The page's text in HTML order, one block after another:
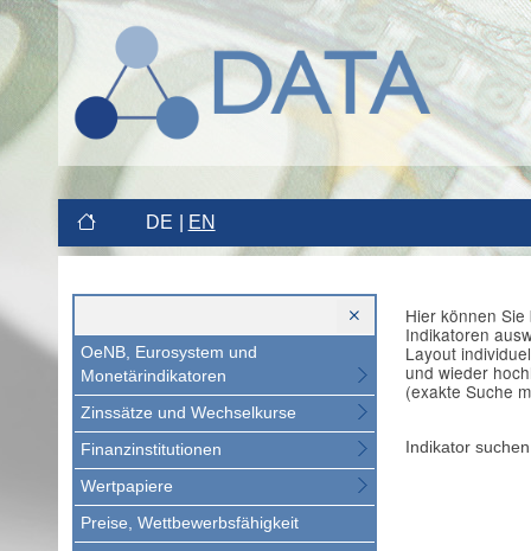
DE EN
OeNB, Eurosystem und
Monetärindikatoren
Zinssätze und Wechselkurse
Finanzinstitutionen
Wertpapiere
Preise, Wettbewerbsfähigkeit
Hier können
Indikatoren
Layout
und wieder
(exakte Suche
Indikator suchen